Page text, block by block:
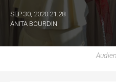
SEP 30, 2020 21:28
ANITA BOURDIN